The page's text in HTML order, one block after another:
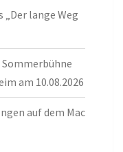
„Der lange Weg
am 10.08.2026
auf dem Mac